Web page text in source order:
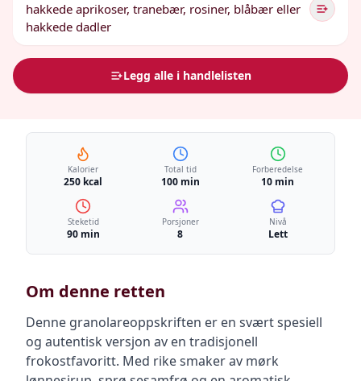
hakkede aprikoser, tranebær, rosiner, blåbær eller
hakkede dadler
Legg alle i handlelisten
Kalorier
250 kcal
Total tid
100 min
Forberedelse
10 min
Steketid
90 min
Porsjoner
8
Nivå
Lett
Om denne retten
Denne granolareoppskriften er en svært spesiell
og autentisk versjon av en tradisjonell
frokostfavoritt. Med rike smaker av mørk